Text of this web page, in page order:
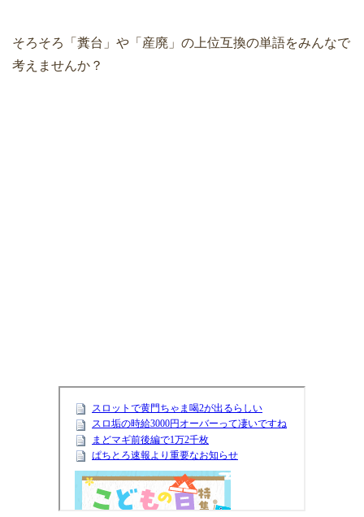
そろそろ「糞台」や「産廃」の上位互換の単語をみんなで
考えませんか？